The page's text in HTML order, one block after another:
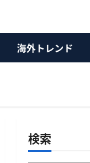
海外トレンド
検索